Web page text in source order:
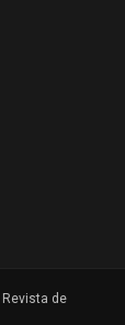
Revista de